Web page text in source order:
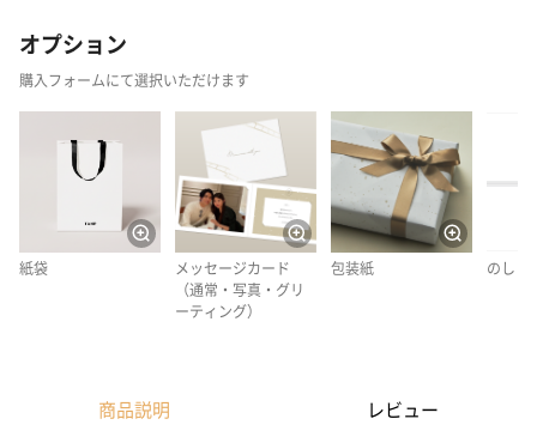
オプション
購入フォームにて選択いただけます
紙袋
メッセージカード
（通常・写真・グリ
ーティング）
包装紙 のし
商品説明 レビュー